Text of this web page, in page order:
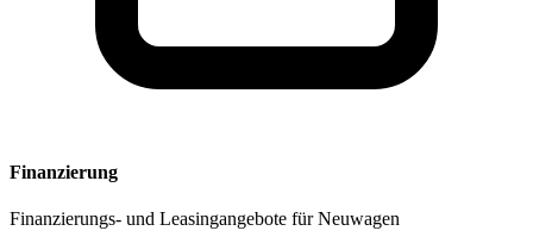
Finanzierung
Finanzierungs- und Leasingangebote für Neuwagen